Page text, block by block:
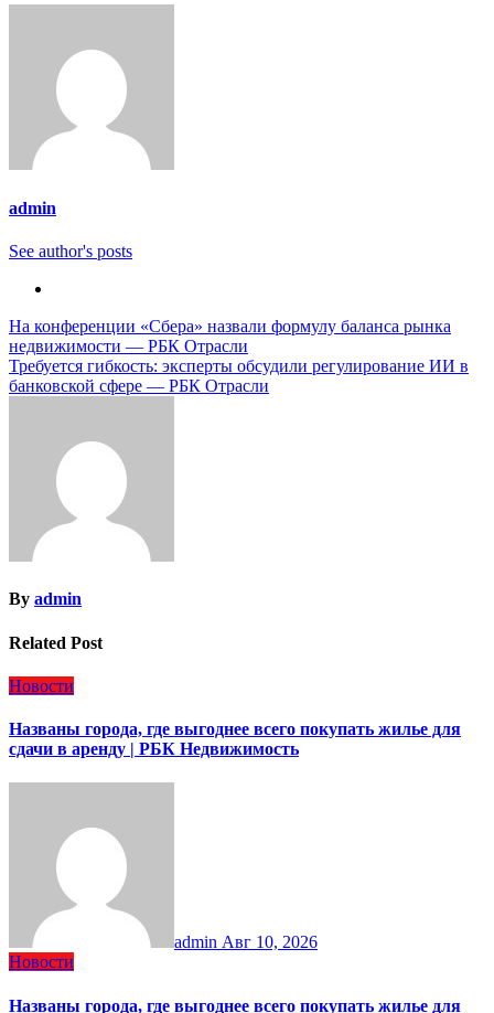
admin
See author's posts
Навигация
по
записям
На конференции «Сбера» назвали формулу баланса рынка
недвижимости — РБК Отрасли
Требуется гибкость: эксперты обсудили регулирование ИИ в
банковской сфере — РБК Отрасли
By admin
Related Post
Новости
Названы города, где выгоднее всего покупать жилье для
сдачи в аренду | РБК Недвижимость
admin Авг 10, 2026
Новости
Названы города, где выгоднее всего покупать жилье для